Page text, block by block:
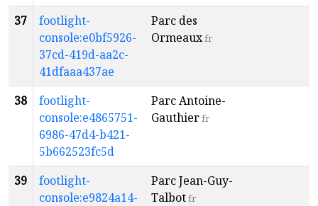
37
footlight-
console:e0bf5926-
37cd-419d-aa2c-
41dfaaa437ae
Parc des
Ormeauxfr
38
footlight-
console:e4865751-
6986-47d4-b421-
5b662523fc5d
Parc Antoine-
Gauthierfr
39
footlight-
console:e9824a14-
Parc Jean-Guy-
Talbotfr